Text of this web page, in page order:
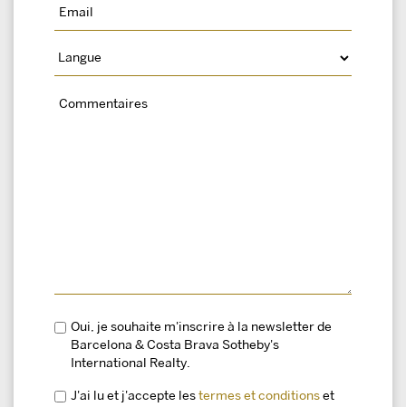
Oui, je souhaite m'inscrire à la newsletter de
Barcelona & Costa Brava Sotheby's
International Realty.
J'ai lu et j'accepte les termes et conditions et